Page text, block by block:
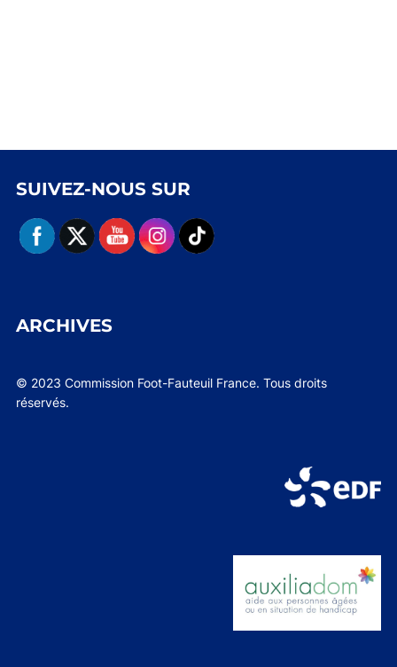
SUIVEZ-NOUS SUR
ARCHIVES
© 2023 Commission Foot-Fauteuil France. Tous droits
réservés.